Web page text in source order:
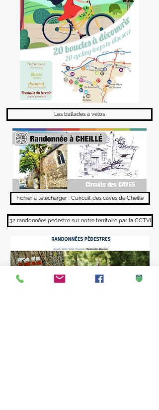
Les ballades à vélos
Fichier à télécharger : Cuircuit des caves de Cheillé
32 randonnées pedestre sur notre territoire par la CCTVI